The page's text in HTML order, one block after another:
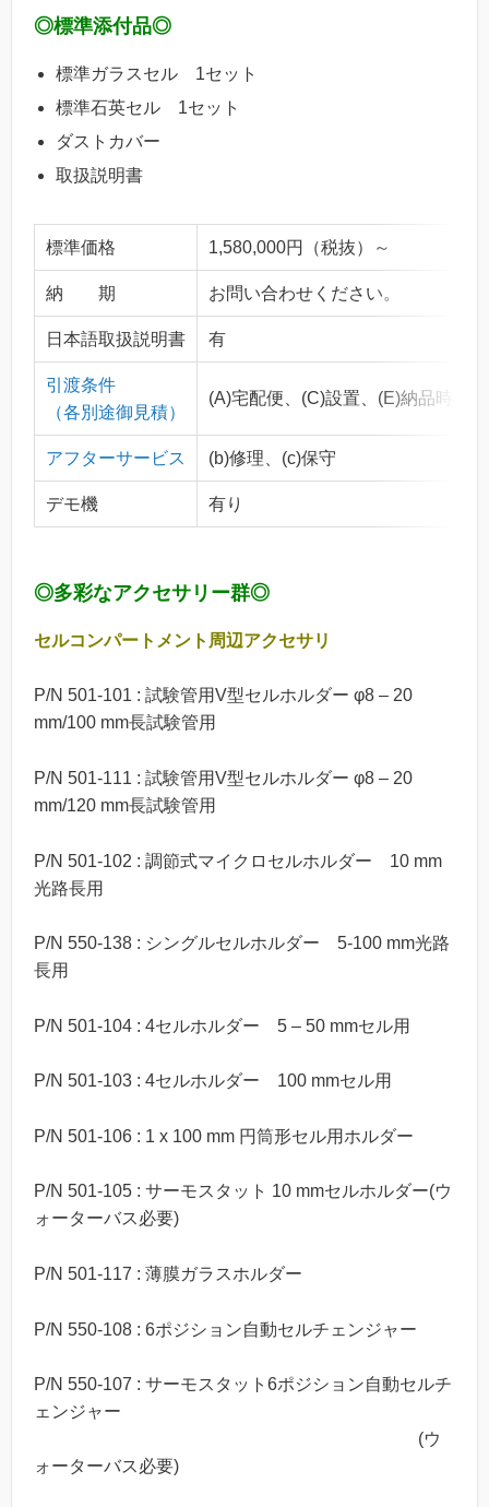
◎標準添付品◎
標準ガラスセル 1セット
標準石英セル 1セット
ダストカバー
取扱説明書
標準価格 1,580,000円（税抜）～
納 期 お問い合わせください。
日本語取扱説明書 有
引渡条件
（各別途御見積）
(A)宅配便、(C)設置、(E)納品時訪
アフターサービス (b)修理、(c)保守
デモ機 有り
◎多彩なアクセサリー群◎
セルコンパートメント周辺アクセサリ
P/N 501-101 : 試験管用V型セルホルダー φ8 – 20
mm/100 mm長試験管用
P/N 501-111 : 試験管用V型セルホルダー φ8 – 20
mm/120 mm長試験管用
P/N 501-102 : 調節式マイクロセルホルダー 10 mm
光路長用
P/N 550-138 : シングルセルホルダー 5-100 mm光路
長用
P/N 501-104 : 4セルホルダー 5 – 50 mmセル用
P/N 501-103 : 4セルホルダー 100 mmセル用
P/N 501-106 : 1 x 100 mm 円筒形セル用ホルダー
P/N 501-105 : サーモスタット 10 mmセルホルダー(ウ
ォーターバス必要)
P/N 501-117 : 薄膜ガラスホルダー
P/N 550-108 : 6ポジション自動セルチェンジャー
P/N 550-107 : サーモスタット6ポジション自動セルチ
ェンジャー
(ウ
ォーターバス必要)